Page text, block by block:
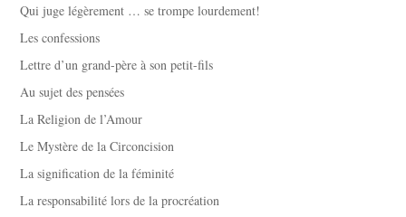
Qui juge légèrement … se trompe lourdement!
Les confessions
Lettre d’un grand-père à son petit-fils
Au sujet des pensées
La Religion de l’Amour
Le Mystère de la Circoncision
La signification de la féminité
La responsabilité lors de la procréation